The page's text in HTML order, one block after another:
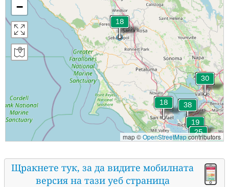
−
map ©OpenStreetMapcontributors
Щракнете тук, за да видите мобилната
версия на тази уеб страница